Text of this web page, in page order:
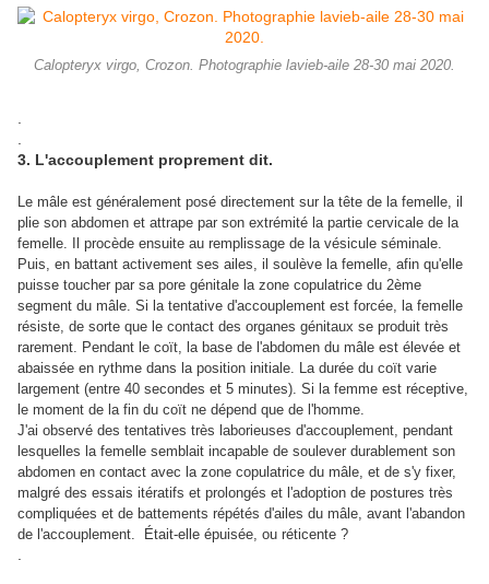
Calopteryx virgo, Crozon. Photographie lavieb-aile 28-30 mai 2020.
3. L'accouplement proprement dit.
Le mâle est généralement posé directement sur la tête de la femelle, il
plie son abdomen et attrape par son extrémité la partie cervicale de la
femelle. Il procède ensuite au remplissage de la vésicule séminale.
Puis, en battant activement ses ailes, il soulève la femelle, afin qu'elle
puisse toucher par sa pore génitale la zone copulatrice du 2ème
segment du mâle. Si la tentative d'accouplement est forcée, la femelle
résiste, de sorte que le contact des organes génitaux se produit très
rarement. Pendant le coït, la base de l'abdomen du mâle est élevée et
abaissée en rythme dans la position initiale. La durée du coït varie
largement (entre 40 secondes et 5 minutes). Si la femme est réceptive,
le moment de la fin du coït ne dépend que de l'homme.
J'ai observé des tentatives très laborieuses d'accouplement, pendant
lesquelles la femelle semblait incapable de soulever durablement son
abdomen en contact avec la zone copulatrice du mâle, et de s'y fixer,
malgré des essais itératifs et prolongés et l'adoption de postures très
compliquées et de battements répétés d'ailes du mâle, avant l'abandon
de l'accouplement. Était-elle épuisée, ou réticente ?